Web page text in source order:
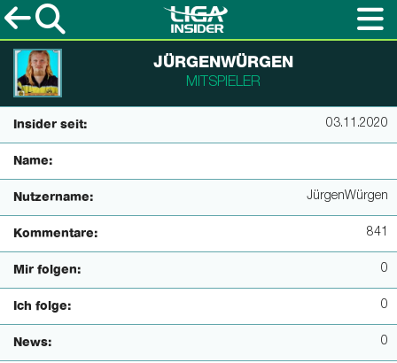
JÜRGENWÜRGEN
MITSPIELER
Insider seit: 03.11.2020
Name:
Nutzername: JürgenWürgen
Kommentare: 841
Mir folgen: 0
Ich folge: 0
News: 0